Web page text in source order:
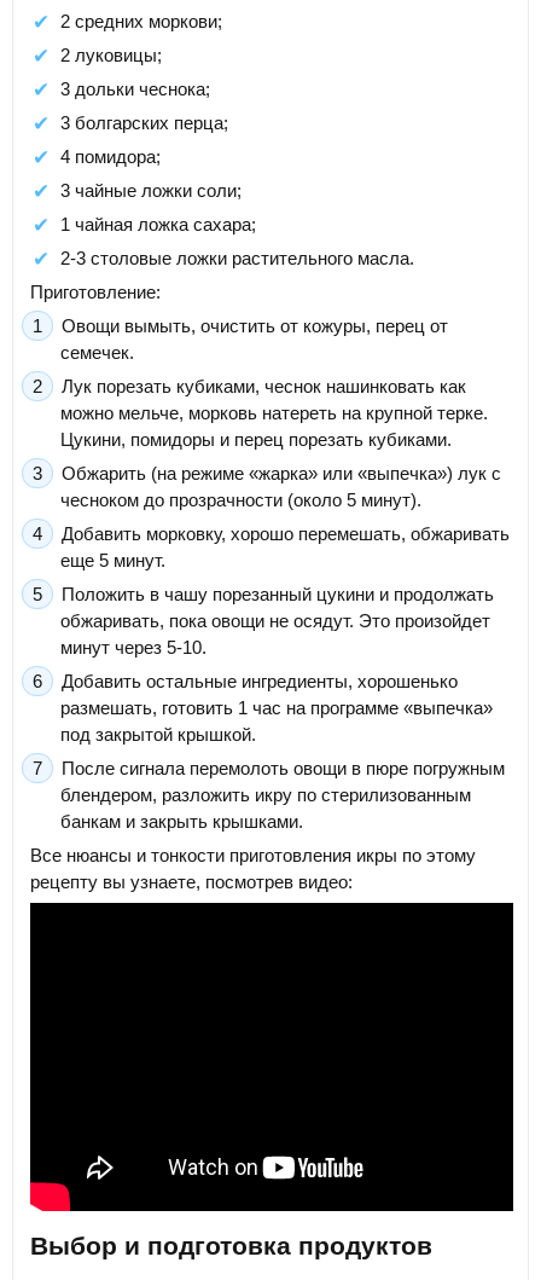
2 средних моркови;
2 луковицы;
3 дольки чеснока;
3 болгарских перца;
4 помидора;
3 чайные ложки соли;
1 чайная ложка сахара;
2-3 столовые ложки растительного масла.
Приготовление:
Овощи вымыть, очистить от кожуры, перец от
семечек.
Лук порезать кубиками, чеснок нашинковать как
можно мельче, морковь натереть на крупной терке.
Цукини, помидоры и перец порезать кубиками.
Обжарить (на режиме «жарка» или «выпечка») лук с
чесноком до прозрачности (около 5 минут).
Добавить морковку, хорошо перемешать, обжаривать
еще 5 минут.
Положить в чашу порезанный цукини и продолжать
обжаривать, пока овощи не осядут. Это произойдет
минут через 5-10.
Добавить остальные ингредиенты, хорошенько
размешать, готовить 1 час на программе «выпечка»
под закрытой крышкой.
После сигнала перемолоть овощи в пюре погружным
блендером, разложить икру по стерилизованным
банкам и закрыть крышками.
Все нюансы и тонкости приготовления икры по этому
рецепту вы узнаете, посмотрев видео:
Выбор и подготовка продуктов